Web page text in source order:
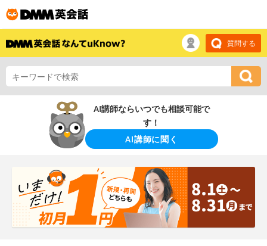
質問する
AI講師ならいつでも相談可能で
す！
AI講師に聞く